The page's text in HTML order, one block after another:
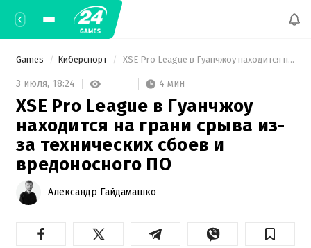
Games Киберспорт XSE Pro League в Гуанчжоу находится на грани срыва из-за технических сбоев и вредоносного ПО
3 июля, 18:24 4 мин
XSE Pro League в Гуанчжоу
находится на грани срыва из-
за технических сбоев и
вредоносного ПО
Александр Гайдамашко